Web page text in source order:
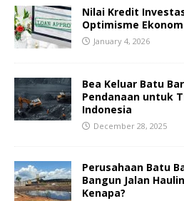
Nilai Kredit
Optimisme
January 4, 2026
Bea Keluar Batu
Pendanaan untuk
Indonesia
December 28, 2025
Perusahaan Batu
Bangun Jalan
Kenapa?